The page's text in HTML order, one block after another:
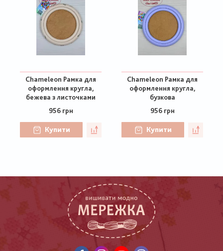
Chameleon Рамка для
оформлення кругла,
бежева з листочками
956 грн
Купити
Chameleon Рамка для
оформлення кругла,
бузкова
956 грн
Купити